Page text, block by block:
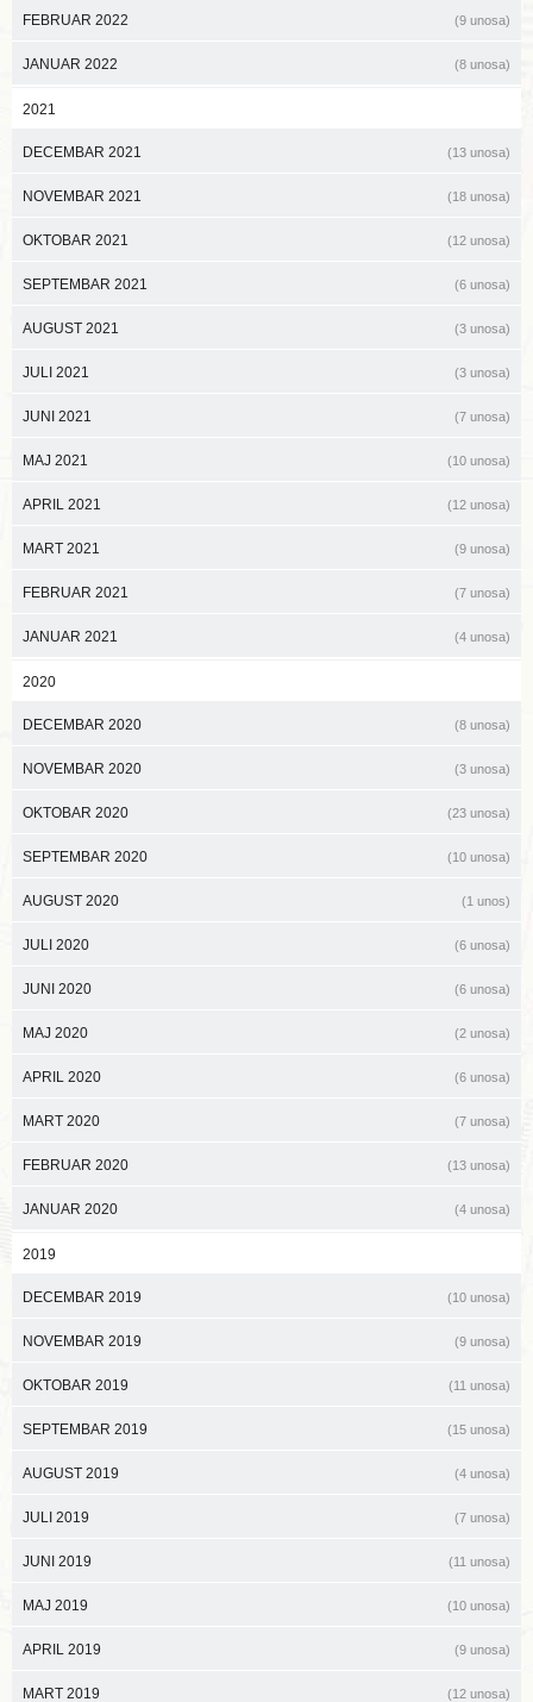
FEBRUAR 2022 (9 unosa)
JANUAR 2022 (8 unosa)
2021
DECEMBAR 2021 (13 unosa)
NOVEMBAR 2021 (18 unosa)
OKTOBAR 2021 (12 unosa)
SEPTEMBAR 2021 (6 unosa)
AUGUST 2021 (3 unosa)
JULI 2021 (3 unosa)
JUNI 2021 (7 unosa)
MAJ 2021 (10 unosa)
APRIL 2021 (12 unosa)
MART 2021 (9 unosa)
FEBRUAR 2021 (7 unosa)
JANUAR 2021 (4 unosa)
2020
DECEMBAR 2020 (8 unosa)
NOVEMBAR 2020 (3 unosa)
OKTOBAR 2020 (23 unosa)
SEPTEMBAR 2020 (10 unosa)
AUGUST 2020 (1 unos)
JULI 2020 (6 unosa)
JUNI 2020 (6 unosa)
MAJ 2020 (2 unosa)
APRIL 2020 (6 unosa)
MART 2020 (7 unosa)
FEBRUAR 2020 (13 unosa)
JANUAR 2020 (4 unosa)
2019
DECEMBAR 2019 (10 unosa)
NOVEMBAR 2019 (9 unosa)
OKTOBAR 2019 (11 unosa)
SEPTEMBAR 2019 (15 unosa)
AUGUST 2019 (4 unosa)
JULI 2019 (7 unosa)
JUNI 2019 (11 unosa)
MAJ 2019 (10 unosa)
APRIL 2019 (9 unosa)
MART 2019 (12 unosa)